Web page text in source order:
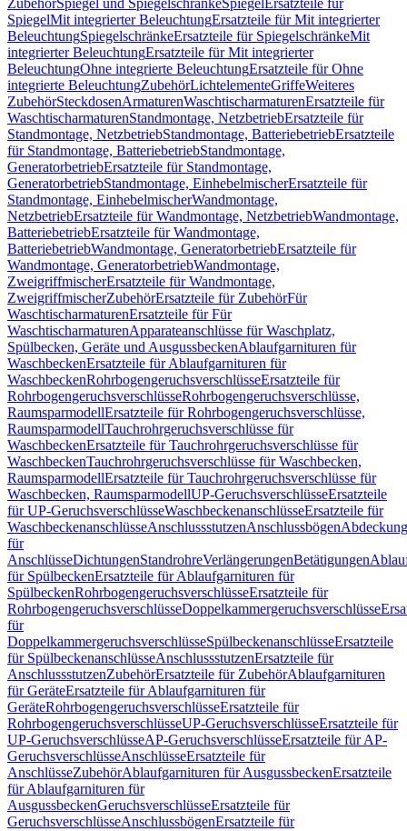
ZubehörSpiegel und SpiegelschränkeSpiegel Ersatzteile für
SpiegelMit integrierter BeleuchtungErsatzteile für Mit integrierter
BeleuchtungSpiegelschränkeErsatzteile für SpiegelschränkeMit
integrierter BeleuchtungErsatzteile für Mit integrierter
BeleuchtungOhne integrierte BeleuchtungErsatzteile für Ohne
integrierte BeleuchtungZubehörLichtelementeGriffeWeiteres
ZubehörSteckdosenArmaturenWaschtischarmaturenErsatzteile für
WaschtischarmaturenStandmontage, NetzbetriebErsatzteile für
Standmontage, NetzbetriebStandmontage, BatteriebetriebErsatzteile
für Standmontage, BatteriebetriebStandmontage,
GeneratorbetriebErsatzteile für Standmontage,
GeneratorbetriebStandmontage, EinhebelmischerErsatzteile für
Standmontage, EinhebelmischerWandmontage,
NetzbetriebErsatzteile für Wandmontage, NetzbetriebWandmontage,
BatteriebetriebErsatzteile für Wandmontage,
BatteriebetriebWandmontage, GeneratorbetriebErsatzteile für
Wandmontage, GeneratorbetriebWandmontage,
ZweigriffmischerErsatzteile für Wandmontage,
ZweigriffmischerZubehörErsatzteile für ZubehörFür
WaschtischarmaturenErsatzteile für Für
WaschtischarmaturenApparateanschlüsse für Waschplatz,
Spülbecken, Geräte und AusgussbeckenAblaufgarnituren für
WaschbeckenErsatzteile für Ablaufgarnituren für
WaschbeckenRohrbogengeruchsverschlüsseErsatzteile für
RohrbogengeruchsverschlüsseRohrbogengeruchsverschlüsse,
RaumsparmodellErsatzteile für Rohrbogengeruchsverschlüsse,
RaumsparmodellTauchrohrgeruchsverschlüsse für
WaschbeckenErsatzteile für Tauchrohrgeruchsverschlüsse für
WaschbeckenTauchrohrgeruchsverschlüsse für Waschbecken,
RaumsparmodellErsatzteile für Tauchrohrgeruchsverschlüsse für
Waschbecken, RaumsparmodellUP-GeruchsverschlüsseErsatzteile
für UP-GeruchsverschlüsseWaschbeckenanschlüsseErsatzteile für
WaschbeckenanschlüsseAnschlussstutzenAnschlussbögen
für
AnschlüsseDichtungenStandrohreVerlängerungenBetätigungen
für SpülbeckenErsatzteile für Ablaufgarnituren für
SpülbeckenRohrbogengeruchsverschlüsseErsatzteile für
RohrbogengeruchsverschlüsseDoppelkammergeruchsverschlüsse
für
DoppelkammergeruchsverschlüsseSpülbeckenanschlüsseErsatzteile
für SpülbeckenanschlüsseAnschlussstutzenErsatzteile für
AnschlussstutzenZubehörErsatzteile für ZubehörAblaufgarnituren
für GeräteErsatzteile für Ablaufgarnituren für
GeräteRohrbogengeruchsverschlüsseErsatzteile für
RohrbogengeruchsverschlüsseUP-GeruchsverschlüsseErsatzteile für
UP-GeruchsverschlüsseAP-GeruchsverschlüsseErsatzteile für AP-
GeruchsverschlüsseAnschlüsseErsatzteile für
AnschlüsseZubehörAblaufgarnituren für AusgussbeckenErsatzteile
für Ablaufgarnituren für
AusgussbeckenGeruchsverschlüsseErsatzteile für
GeruchsverschlüsseAnschlussbögenErsatzteile für